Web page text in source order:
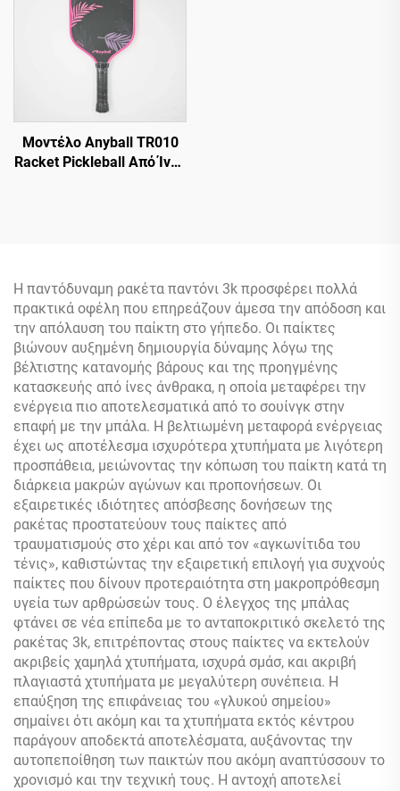
Μοντέλο Anyball TR010
Racket Pickleball Από Ίνες
Η παντόδυναμη ρακέτα παντόνι 3k προσφέρει πολλά
πρακτικά οφέλη που επηρεάζουν άμεσα την απόδοση και
την απόλαυση του παίκτη στο γήπεδο. Οι παίκτες
βιώνουν αυξημένη δημιουργία δύναμης λόγω της
βέλτιστης κατανομής βάρους και της προηγμένης
κατασκευής από ίνες άνθρακα, η οποία μεταφέρει την
ενέργεια πιο αποτελεσματικά από το σουίνγκ στην
επαφή με την μπάλα. Η βελτιωμένη μεταφορά ενέργειας
έχει ως αποτέλεσμα ισχυρότερα χτυπήματα με λιγότερη
προσπάθεια, μειώνοντας την κόπωση του παίκτη κατά τη
διάρκεια μακρών αγώνων και προπονήσεων. Οι
εξαιρετικές ιδιότητες απόσβεσης δονήσεων της
ρακέτας προστατεύουν τους παίκτες από
τραυματισμούς στο χέρι και από τον «αγκωνίτιδα του
τένις», καθιστώντας την εξαιρετική επιλογή για συχνούς
παίκτες που δίνουν προτεραιότητα στη μακροπρόθεσμη
υγεία των αρθρώσεών τους. Ο έλεγχος της μπάλας
φτάνει σε νέα επίπεδα με το ανταποκριτικό σκελετό της
ρακέτας 3k, επιτρέποντας στους παίκτες να εκτελούν
ακριβείς χαμηλά χτυπήματα, ισχυρά σμάσ, και ακριβή
πλαγιαστά χτυπήματα με μεγαλύτερη συνέπεια. Η
επαύξηση της επιφάνειας του «γλυκού σημείου»
σημαίνει ότι ακόμη και τα χτυπήματα εκτός κέντρου
παράγουν αποδεκτά αποτελέσματα, αυξάνοντας την
αυτοπεποίθηση των παικτών που ακόμη αναπτύσσουν το
χρονισμό και την τεχνική τους. Η αντοχή αποτελεί